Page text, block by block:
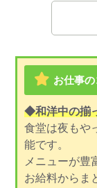
お仕事
◆和洋中の揃
食堂は夜もや
能です。
メニューが豊
お給料からま